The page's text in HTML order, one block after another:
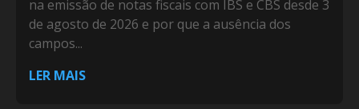
na emissão de notas fiscais com IBS e CBS desde 3
de agosto de 2026 e por que a ausência dos
campos...
LER MAIS